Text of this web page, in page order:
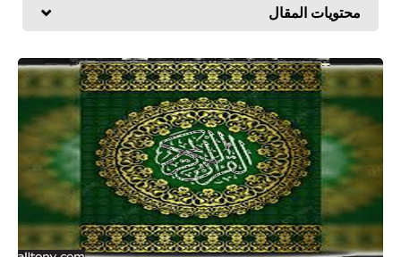
محتويات المقال